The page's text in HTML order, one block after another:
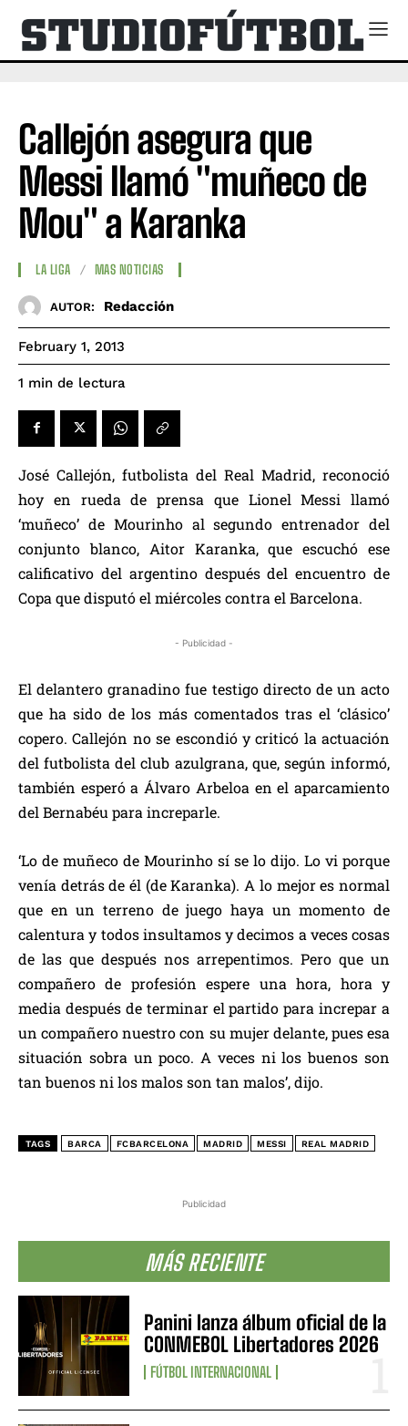
Publicidad
MÁS RECIENTE
Panini lanza álbum oficial de la
CONMEBOL Libertadores 2026
FÚTBOL INTERNACIONAL
Callejón asegura que
Messi llamó "muñeco de
Mou" a Karanka
LA LIGA MAS NOTICIAS
AUTOR: Redacción
February 1, 2013
1 min de lectura
José Callejón, futbolista del Real Madrid, reconoció
hoy en rueda de prensa que Lionel Messi llamó
‘muñeco’ de Mourinho al segundo entrenador del
conjunto blanco, Aitor Karanka, que escuchó ese
calificativo del argentino después del encuentro de
Copa que disputó el miércoles contra el Barcelona.
- Publicidad -
El delantero granadino fue testigo directo de un acto
que ha sido de los más comentados tras el ‘clásico’
copero. Callejón no se escondió y criticó la actuación
del futbolista del club azulgrana, que, según informó,
también esperó a Álvaro Arbeloa en el aparcamiento
del Bernabéu para increparle.
‘Lo de muñeco de Mourinho sí se lo dijo. Lo vi porque
venía detrás de él (de Karanka). A lo mejor es normal
que en un terreno de juego haya un momento de
calentura y todos insultamos y decimos a veces cosas
de las que después nos arrepentimos. Pero que un
compañero de profesión espere una hora, hora y
media después de terminar el partido para increpar a
un compañero nuestro con su mujer delante, pues esa
situación sobra un poco. A veces ni los buenos son
tan buenos ni los malos son tan malos’, dijo.
TAGS BARCA FCBARCELONA MADRID MESSI REAL MADRID